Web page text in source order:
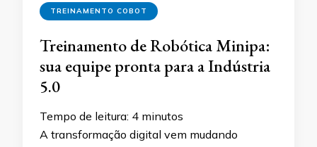
TREINAMENTO COBOT
Treinamento de Robótica Minipa:
sua equipe pronta para a Indústria
5.0
Tempo de leitura: 4 minutos
A transformação digital vem mudando